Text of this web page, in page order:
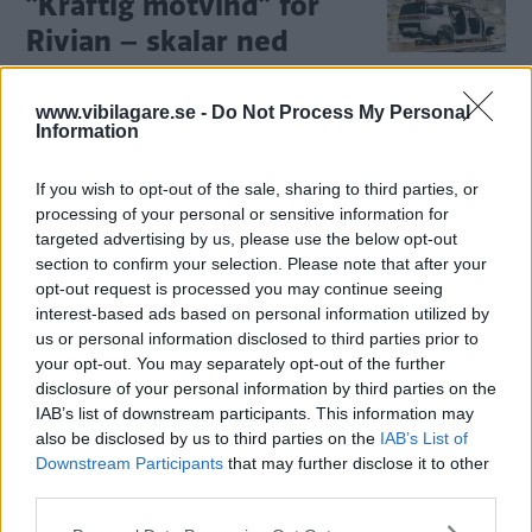
www.vibilagare.se - Do Not Process My Personal
Information
If you wish to opt-out of the sale, sharing to third parties, or
processing of your personal or sensitive information for
targeted advertising by us, please use the below opt-out
section to confirm your selection. Please note that after your
opt-out request is processed you may continue seeing
interest-based ads based on personal information utilized by
us or personal information disclosed to third parties prior to
your opt-out. You may separately opt-out of the further
disclosure of your personal information by third parties on the
IAB’s list of downstream participants. This information may
also be disclosed by us to third parties on the IAB’s List of
Downstream Participants that may further disclose it to other
Rivian – skalar ned
planerna
NYHETER 14 mars 2022 Uppstickaren Rivian tvingas halvera
produktionen under året, framför allt på grund av
0 kommentarer Gasa (3) Bromsa (3)
Rivian och Ford ska inte
längre samarbeta kring
elbilar
NYHETER 23 november 2021 Inget plattformsdelande mellan
företagen – Ford tror att de har god chans att klara sig
själva.
1 kommentarer Gasa (4) Bromsa (2)